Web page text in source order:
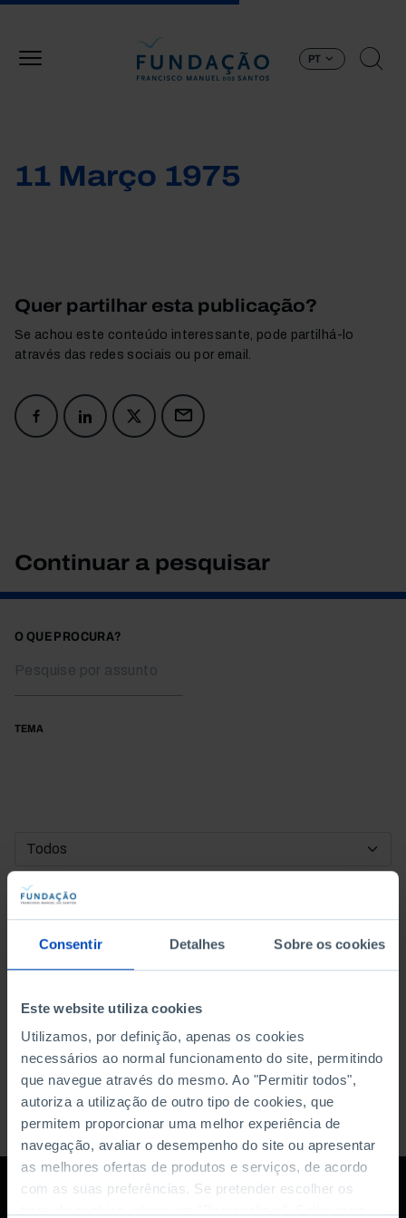
Consentir Detalhes Sobre os cookies
Este website utiliza cookies
Utilizamos, por definição, apenas os cookies
necessários ao normal funcionamento do site, permitindo
que navegue através do mesmo. Ao "Permitir todos",
autoriza a utilização de outro tipo de cookies, que
permitem proporcionar uma melhor experiência de
navegação, avaliar o desempenho do site ou apresentar
as melhores ofertas de produtos e serviços, de acordo
com as suas preferências. Se pretender escolher os
PT
11 Março 1975
Quer partilhar esta publicação?
Se achou este conteúdo interessante, pode partilhá-lo
através das redes sociais ou por email.
Continuar a pesquisar
O QUE PROCURA?
TEMA
DATA DE INÍCIO
DATA DE FIM